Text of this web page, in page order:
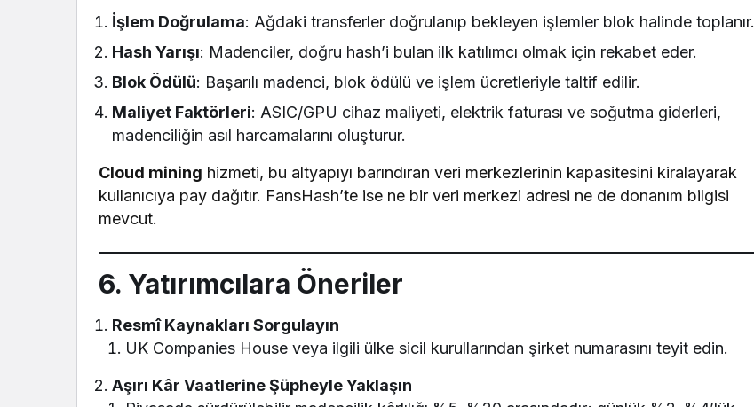
İşlem Doğrulama: Ağdaki transferler doğrulanıp bekleyen işlemler blok halinde toplanır.
Hash Yarışı: Madenciler, doğru hash’i bulan ilk katılımcı olmak için rekabet eder.
Blok Ödülü: Başarılı madenci, blok ödülü ve işlem ücretleriyle taltif edilir.
Maliyet Faktörleri: ASIC/GPU cihaz maliyeti, elektrik faturası ve soğutma giderleri,
madenciliğin asıl harcamalarını oluşturur.
Cloud mining hizmeti, bu altyapıyı barındıran veri merkezlerinin kapasitesini kiralayarak
kullanıcıya pay dağıtır. FansHash’te ise ne bir veri merkezi adresi ne de donanım bilgisi
mevcut.
6. Yatırımcılara Öneriler
Resmî Kaynakları Sorgulayın
UK Companies House veya ilgili ülke sicil kurullarından şirket numarasını teyit edin.
Aşırı Kâr Vaatlerine Şüpheyle Yaklaşın